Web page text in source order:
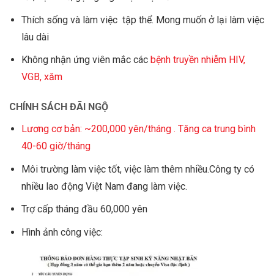
Thích sống và làm việc tập thể. Mong muốn ở lại làm việc
lâu dài
Không nhận ứng viên mắc các bệnh truyền nhiễm HIV,
VGB, xăm
CHÍNH SÁCH ĐÃI NGỘ
Lương cơ bản: ~200,000 yên/tháng . Tăng ca trung bình
40-60 giờ/tháng
Môi trường làm việc tốt, việc làm thêm nhiều.Công ty có
nhiều lao động Việt Nam đang làm việc.
Trợ cấp tháng đầu 60,000 yên
Hình ảnh công việc: